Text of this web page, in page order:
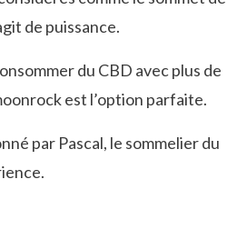
de puissance.
du CBD avec plus de
est l’option parfaite.
par Pascal, le sommelier du